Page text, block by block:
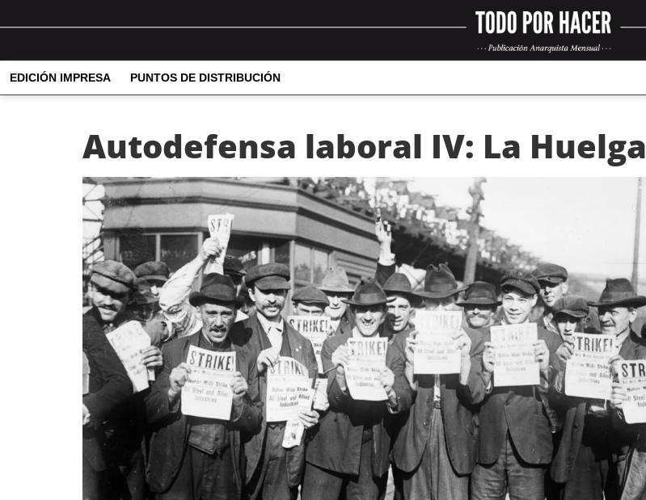
EDICIÓN IMPRESA PUNTOS DE DISTRIBUCIÓN
Autodefensa laboral IV: La Huelga